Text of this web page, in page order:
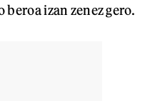
izan zenez gero.